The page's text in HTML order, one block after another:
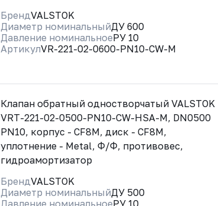
БрендVALSTOK
Диаметр номинальныйДУ 600
Давление номинальноеРУ 10
АртикулVR-221-02-0600-PN10-CW-M
Клапан обратный одностворчатый VALSTOK
VRT-221-02-0500-PN10-CW-HSA-M, DN0500
PN10, корпус - CF8M, диск - CF8M,
уплотнение - Metal, Ф/Ф, противовес,
гидроамортизатор
БрендVALSTOK
Диаметр номинальныйДУ 500
Давление номинальноеРУ 10